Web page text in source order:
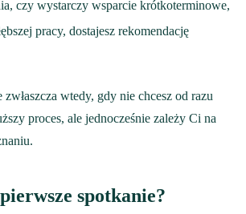
czy wystarczy wsparcie krótkoterminowe,
pracy, dostajesz rekomendację
wtedy, gdy nie chcesz od razu
proces, ale jednocześnie zależy Ci na
spotkanie?